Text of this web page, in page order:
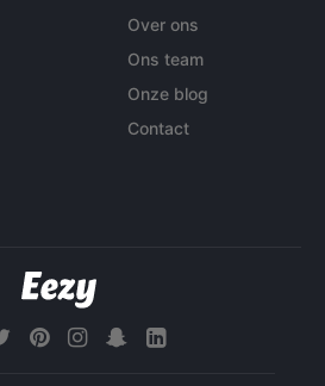
Over ons
Ons team
Onze blog
Contact